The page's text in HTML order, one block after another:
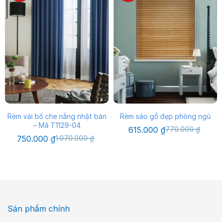
Rèm vải bố che nắng nhật bản
– Mã T1129-04
1.070.000₫
Giá
750.000₫Giá
Rèm sáo gỗ đẹp phòng ngủ
770.000₫
Giá
gốc
615.000 ₫Giá
hiện
Sản phẩm chính